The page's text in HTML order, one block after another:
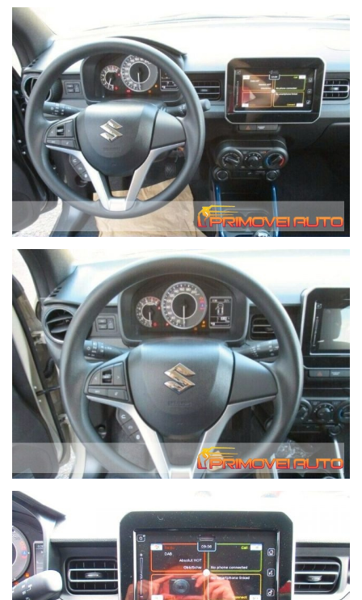
potrebbero essere soggette a modifiche e contenere errori di
stampa e/o omissioni non volute. Le scorte di talune offerte
sono limitate e potrebbero esaurirsi rapidamente. I contratti
saranno convalidati solo a seguito di verifica sulla
disponibilità.
I prezzi esposti,salvo quanto eventualmente indicato, sono già
scontati. Abbiamo parecchi depositi quindi non tutte le auto
sono in salone.
Il valore dell'auto usata da permutare verrà da noi
determinato solo in base alle condizioni effettive del veicolo
dopo averlo esaminato. Le valutazioni fatte telefonicamente
saranno quindi del tutto indicative.
Per ottenere velocemente le informazioni desiderate,
invitiamo gli interessati a telefonare. Le chiamate ricevute
ottengono una risposta prioritaria e immediata mentre i
messaggi di posta elettronica potrebbero essere gestiti in
tempo meno rapidi.
Possibilità di consegna anche a domicilio con mezzo
attrezzato - il costo di questo servizio varia in base a i
chilometri di percorrenza. Contattateci per avere queste
informazioni, grazie. We speak English.
In caso di acquisto forniamo gratuitamente alla nostra
clientela che lo richieda, il servizio di recupero dalla Stazione
Ferroviaria Centrale di Modena fino alla nostra sede.
Migliaia di clienti hanno acquistato da noi da tutta Italia.
ABS Airbag frontali e laterali e altri Avviso di deviazione dalla
corsia Android Auto Apple CarPlay Assistenza alla partenza in
salita Bluetooth Sensore di luce Aria condizionata manuale
Controllo vocale Controllo automatico della pressione dei
pneumatici Servosterzo Schermo tattile ESP Centralizzata Luci
di posizione a LED Portapacchi Garanzia Isofix Cerchi in lega
Kit di riparazione pneumatici di emergenza vivavoce
Computer di bordo Antinebbia Fari a LED Porta USB Radio
DAB Specchio esterno elettrico Sedili riscaldati Sistema di
controllo della trazione Sistema Stop & Start Alzacristalli
elettrici Volante multifunzione Telecamera